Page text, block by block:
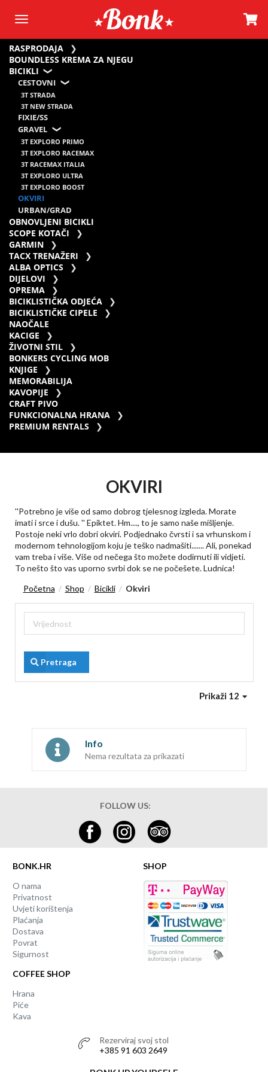
RASPRODAJA
BOUNDLESS KREMA ZA NJEGU
BICIKLI
CESTOVNI
3T STRADA
3T NEW STRADA
FIXIE/SS
GRAVEL
3T EXPLORO PRIMO
3T EXPLORO RACEMAX
3T RACEMAX ITALIA
3T EXPLORO ULTRA
3T EXPLORO BOOST
OKVIRI
URBAN/GRAD
OBNOVLJENI BICIKLI
SCOPE KOTAČI
GARMIN
TACX TRENAŽERI
ALBA OPTICS
DIJELOVI
OPREMA
BICIKLISTIČKA ODJEĆA
BICIKLISTIČKE CIPELE
NAOČALE
KACIGE
ŽIVOTNI STIL
BONKERS CYCLING MOB
KNJIGE
MEMORABILIJA
KAVOPIJE
CRAFT PIVO
FUNKCIONALNA HRANA
PREMIUM RENTALS
OKVIRI
''Potrebno je više od samo dobrog tjelesnog izgleda. Morate
imati i srce i dušu. '' Epiktet. Hm...., to je samo naše mišljenje.
Postoje neki vrlo dobri okviri. Podjednako čvrsti i sa vrhunskom i
modernom tehnologijom koju je teško nadmašiti....... Ali, ponekad
vam treba i više. Više od nečega što možete dodirnuti ili vidjeti.
To nešto što vas uporno svrbi dok se ne počešete. Ludnica!
Početna / Shop / Bicikli / Okviri
Pretraga
Prikaži 12
Info
Nema rezultata za prikazati
FOLLOW US:
BONK.HR
O nama
Privatnost
Uvjeti korištenja
Plaćanja
Dostava
Povrat
Sigurnost
COFFEE SHOP
Hrana
Piće
Kava
SHOP
Rezerviraj svoj stol
+385 91 603 2649